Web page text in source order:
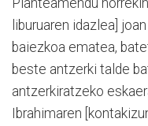
liburuaren idazlea]
baiezkoa ematea,
beste antzerki talde
antzerkiratzeko
Ibrahimaren